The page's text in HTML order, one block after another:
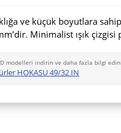
ve küçük boyutlara
Minimalist ışık çizgisi
modelleri indirin ve daha fazla bilgi
HOKASU 49/32 IN